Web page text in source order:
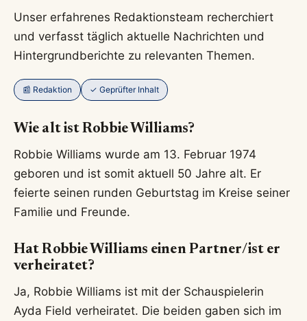
Unser erfahrenes Redaktionsteam recherchiert
und verfasst täglich aktuelle Nachrichten und
Hintergrundberichte zu relevanten Themen.
📰 Redaktion ✓ Geprüfter Inhalt
Wie alt ist Robbie Williams?
Robbie Williams wurde am 13. Februar 1974
geboren und ist somit aktuell 50 Jahre alt. Er
feierte seinen runden Geburtstag im Kreise seiner
Familie und Freunde.
Hat Robbie Williams einen Partner/ist er
verheiratet?
Ja, Robbie Williams ist mit der Schauspielerin
Ayda Field verheiratet. Die beiden gaben sich im